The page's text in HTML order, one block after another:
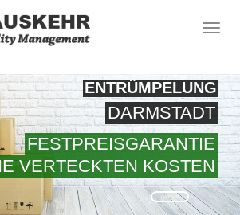
ENTRÜMPELUNG
DARMSTADT
FESTPREISGARANTIE
VERTECKTEN KOSTEN
KONTAKT